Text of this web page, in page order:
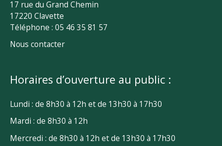
17 rue du Grand Chemin
17220 Clavette
Téléphone : 05 46 35 81 57
Nous contacter
Horaires d’ouverture au public :
Lundi : de 8h30 à 12h et de 13h30 à 17h30
Mardi : de 8h30 à 12h
Mercredi : de 8h30 à 12h et de 13h30 à 17h30